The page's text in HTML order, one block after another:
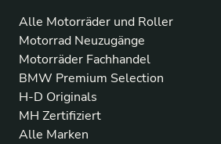
Alle Motorräder und Roller
Motorrad Neuzugänge
Motorräder Fachhandel
BMW Premium Selection
H-D Originals
MH Zertifiziert
Alle Marken